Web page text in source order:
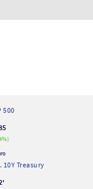
500
%)
10Y Treasury